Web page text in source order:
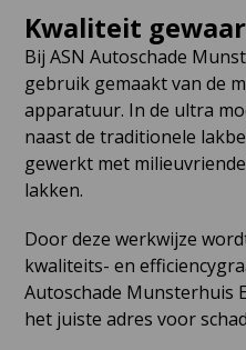
Kwaliteit
Bij ASN Autoschade
gebruik gemaakt van de
apparatuur. In de ultra
naast de traditionele
gewerkt met
lakken.
Door deze werkwijze
kwaliteits- en
Autoschade Munsterhuis
het juiste adres voor